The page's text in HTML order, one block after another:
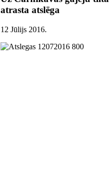
atrasta atslēga
12 Jūlijs 2016.